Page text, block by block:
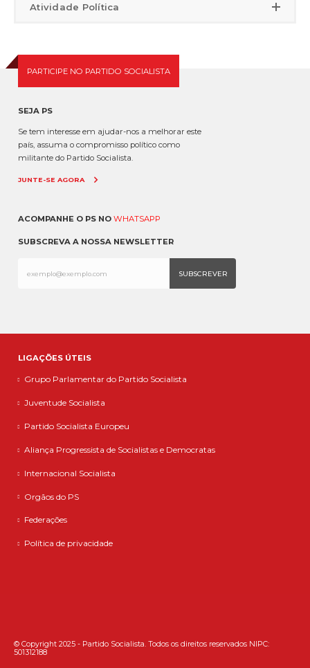
Atividade Política
PARTICIPE NO PARTIDO SOCIALISTA
SEJA PS
Se tem interesse em ajudar-nos a melhorar este
país, assuma o compromisso político como
militante do Partido Socialista.
JUNTE-SE AGORA
ACOMPANHE O PS NO WHATSAPP
SUBSCREVA A NOSSA NEWSLETTER
LIGAÇÕES ÚTEIS
Grupo Parlamentar do Partido Socialista
Juventude Socialista
Partido Socialista Europeu
Aliança Progressista de Socialistas e Democratas
Internacional Socialista
Orgãos do PS
Federações
Política de privacidade
© Copyright 2025 - Partido Socialista. Todos os direitos reservados NIPC:
501312188